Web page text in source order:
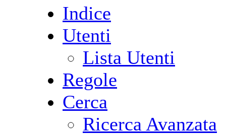
Indice
Utenti
Lista Utenti
Regole
Cerca
Ricerca Avanzata